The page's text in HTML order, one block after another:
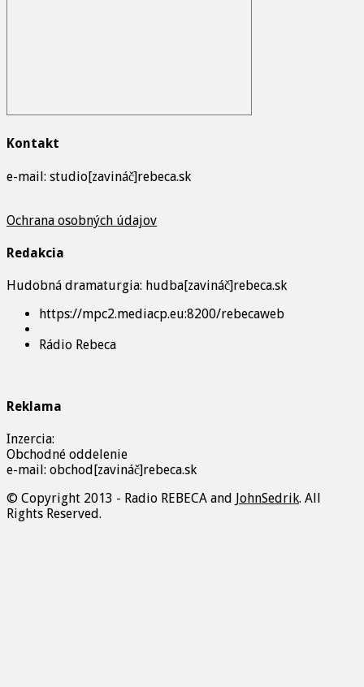
Kontakt
e-mail: studio[zavináč]rebeca.sk
Ochrana osobných údajov
Redakcia
Hudobná dramaturgia: hudba[zavináč]rebeca.sk
https://mpc2.mediacp.eu:8200/rebecaweb
Rádio Rebeca
Reklama
Inzercia:
Obchodné oddelenie
e-mail: obchod[zavináč]rebeca.sk
© Copyright 2013 - Radio REBECA and JohnSedrik. All
Rights Reserved.